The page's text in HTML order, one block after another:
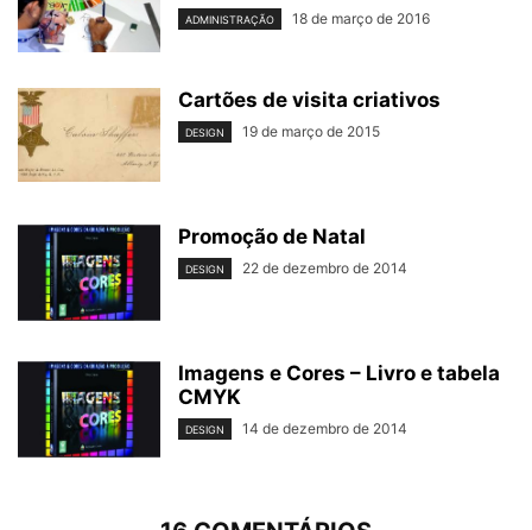
ADMINISTRAÇÃO 18 de março de 2016
Cartões de visita criativos
DESIGN 19 de março de 2015
Promoção de Natal
DESIGN 22 de dezembro de 2014
Imagens e Cores – Livro e tabela
CMYK
DESIGN 14 de dezembro de 2014